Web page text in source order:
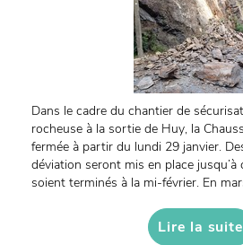
Dans le cadre du chantier de
rocheuse à la sortie de Huy, la
fermée à partir du lundi 29 janvier.
déviation seront mis en place jusqu’à
soient terminés à la mi-février. En
Lire la suite